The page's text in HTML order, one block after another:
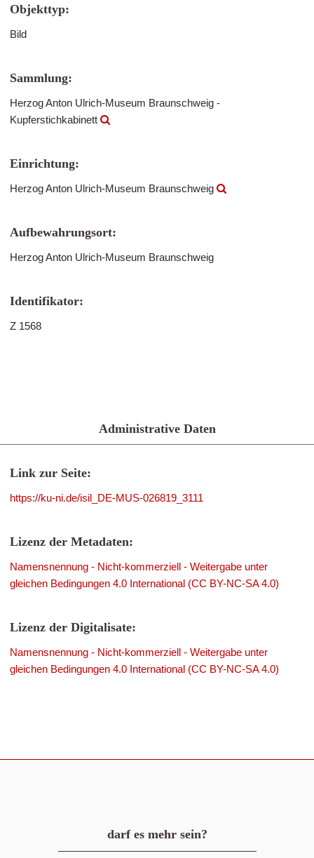
Objekttyp:
Bild
Sammlung:
Herzog Anton Ulrich-Museum Braunschweig -
Kupferstichkabinett
Einrichtung:
Herzog Anton Ulrich-Museum Braunschweig
Aufbewahrungsort:
Herzog Anton Ulrich-Museum Braunschweig
Identifikator:
Z 1568
Administrative Daten
Link zur Seite:
https://ku-ni.de/isil_DE-MUS-026819_3111
Lizenz der Metadaten:
Namensnennung - Nicht-kommerziell - Weitergabe unter
gleichen Bedingungen 4.0 International (CC BY-NC-SA 4.0)
Lizenz der Digitalisate:
Namensnennung - Nicht-kommerziell - Weitergabe unter
gleichen Bedingungen 4.0 International (CC BY-NC-SA 4.0)
darf es mehr sein?